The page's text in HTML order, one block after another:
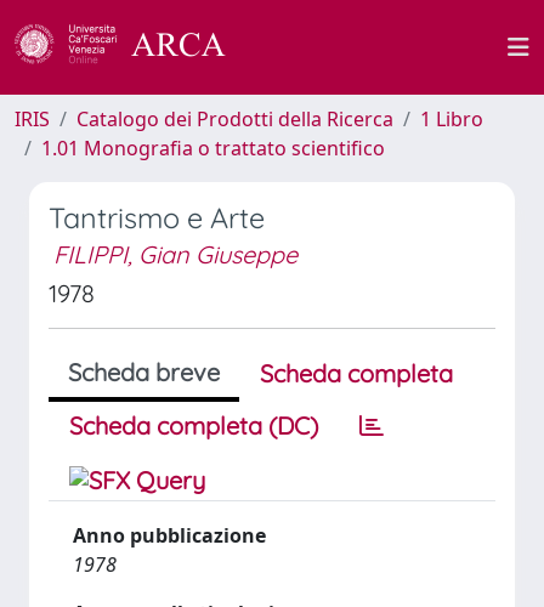
IRIS Catalogo dei Prodotti della Ricerca
1 Libro
1.01 Monografia o trattato scientifico
Tantrismo e Arte
FILIPPI, Gian Giuseppe
1978
Scheda breve
Scheda completa
Scheda completa (DC)
Anno pubblicazione
1978